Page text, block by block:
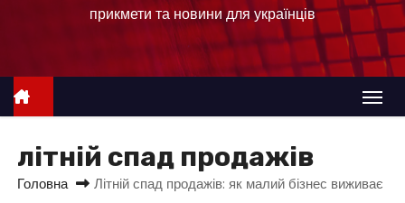
е
прикмети та новини для українців
літній спад продажів
Головна Літній спад продажів: як малий бізнес виживає